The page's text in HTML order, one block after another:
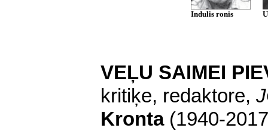
Indulis ronis
VEĻU SAIMEI
kritiķe, redaktore,
Kronta (1940-